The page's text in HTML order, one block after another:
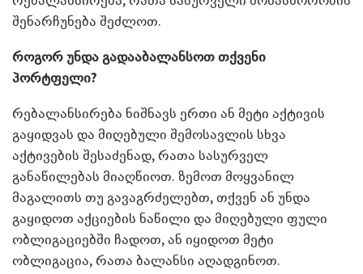
შენარჩუნება შეძლოთ.
როგორ უნდა გადააბალანსოთ თქვენი
პორტფელი?
რებალანსირება ნიშნავს ერთი ან მეტი აქტივის
გაყიდვას და მიღებული შემოსავლის სხვა
აქტივების შესაძენად, რათა სასურველ
განაწილებას მიაღწიოთ. ზემოთ მოყვანილ
მაგალითს თუ გავაგრძელებთ, თქვენ ან უნდა
გაყიდოთ აქციების ნაწილი და მიღებული ფული
ობლიგაციებში ჩადოთ, ან იყიდოთ მეტი
ობლიგაცია, რათა ბალანსი აღადგინოთ.